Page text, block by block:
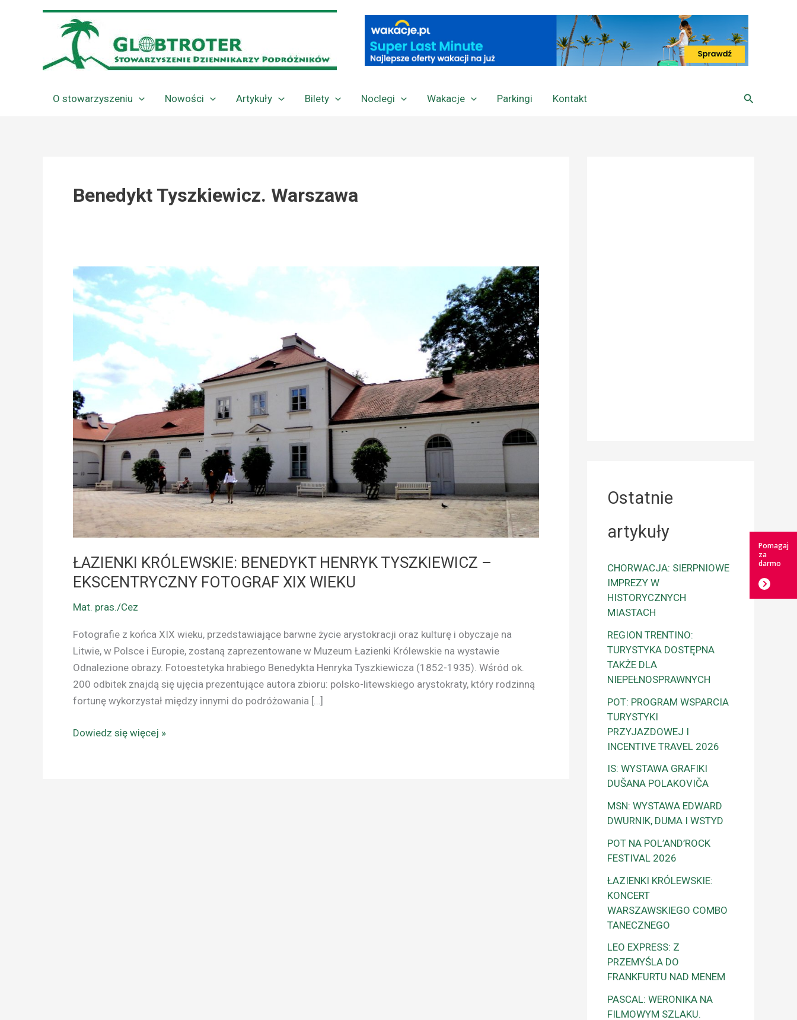
O stowarzyszeniu Nowości Artykuły Bilety Noclegi Wakacje Parkingi Kontakt Szukaj
Benedykt Tyszkiewicz. Warszawa
ŁAZIENKI KRÓLEWSKIE: BENEDYKT HENRYK TYSZKIEWICZ –
EKSCENTRYCZNY FOTOGRAF XIX WIEKU
Mat. pras./Cez
Fotografie z końca XIX wieku, przedstawiające barwne życie arystokracji oraz kulturę i obyczaje na
Litwie, w Polsce i Europie, zostaną zaprezentowane w Muzeum Łazienki Królewskie na wystawie
Odnalezione obrazy. Fotoestetyka hrabiego Benedykta Henryka Tyszkiewicza (1852-1935). Wśród ok.
200 odbitek znajdą się ujęcia prezentujące autora zbioru: polsko-litewskiego arystokraty, który rodzinną
fortunę wykorzystał między innymi do podróżowania […]
ŁAZIENKI
KRÓLEWSKIE:
BENEDYKT
HENRYK
TYSZKIEWICZ
–
EKSCENTRYCZNY
FOTOGRAF
XIX
WIEKU
Dowiedz się więcej »
Ostatnie
artykuły
CHORWACJA: SIERPNIOWE
IMPREZY W
HISTORYCZNYCH
MIASTACH
REGION TRENTINO:
TURYSTYKA DOSTĘPNA
TAKŻE DLA
NIEPEŁNOSPRAWNYCH
POT: PROGRAM WSPARCIA
TURYSTYKI
PRZYJAZDOWEJ I
INCENTIVE TRAVEL 2026
IS: WYSTAWA GRAFIKI
DUŠANA POLAKOVIČA
MSN: WYSTAWA EDWARD
DWURNIK, DUMA I WSTYD
POT NA POL’AND’ROCK
FESTIVAL 2026
ŁAZIENKI KRÓLEWSKIE:
KONCERT
WARSZAWSKIEGO COMBO
TANECZNEGO
LEO EXPRESS: Z
PRZEMYŚLA DO
FRANKFURTU NAD MENEM
PASCAL: WERONIKA NA
FILMOWYM SZLAKU.
Pomagaj
za
darmo